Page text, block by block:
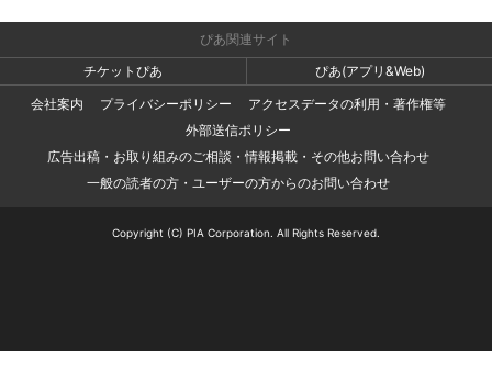
ぴあ関連サイト
チケットぴあ
ぴあ(アプリ&Web)
会社案内
プライバシーポリシー
アクセスデータの利用・著作権等
外部送信ポリシー
広告出稿・お取り組みのご相談・情報掲載・その他お問い合わせ
一般の読者の方・ユーザーの方からのお問い合わせ
Copyright (C) PIA Corporation. All Rights Reserved.